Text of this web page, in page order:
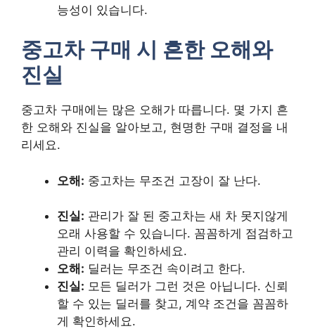
능성이 있습니다.
중고차 구매 시 흔한 오해와
진실
중고차 구매에는 많은 오해가 따릅니다. 몇 가지 흔
한 오해와 진실을 알아보고, 현명한 구매 결정을 내
리세요.
오해: 중고차는 무조건 고장이 잘 난다.
진실: 관리가 잘 된 중고차는 새 차 못지않게
오래 사용할 수 있습니다. 꼼꼼하게 점검하고
관리 이력을 확인하세요.
오해: 딜러는 무조건 속이려고 한다.
진실: 모든 딜러가 그런 것은 아닙니다. 신뢰
할 수 있는 딜러를 찾고, 계약 조건을 꼼꼼하
게 확인하세요.